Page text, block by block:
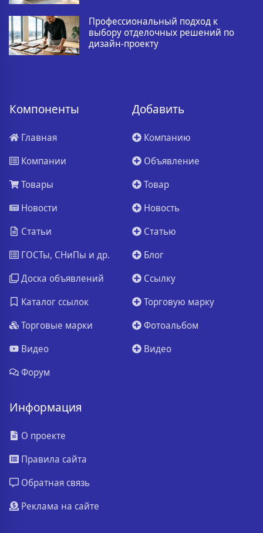
Профессиональный подход к
выбору отделочных решений по
дизайн-проекту
Компоненты
Главная
Компании
Товары
Новости
Статьи
ГОСТы, СНиПы и др.
Доска объявлений
Каталог ссылок
Торговые марки
Видео
Форум
Добавить
Компанию
Объявление
Товар
Новость
Статью
Блог
Ссылку
Торговую марку
Фотоальбом
Видео
Информация
О проекте
Правила сайта
Обратная связь
Реклама на сайте